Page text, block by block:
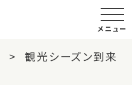
メニュー
観光シーズン到来